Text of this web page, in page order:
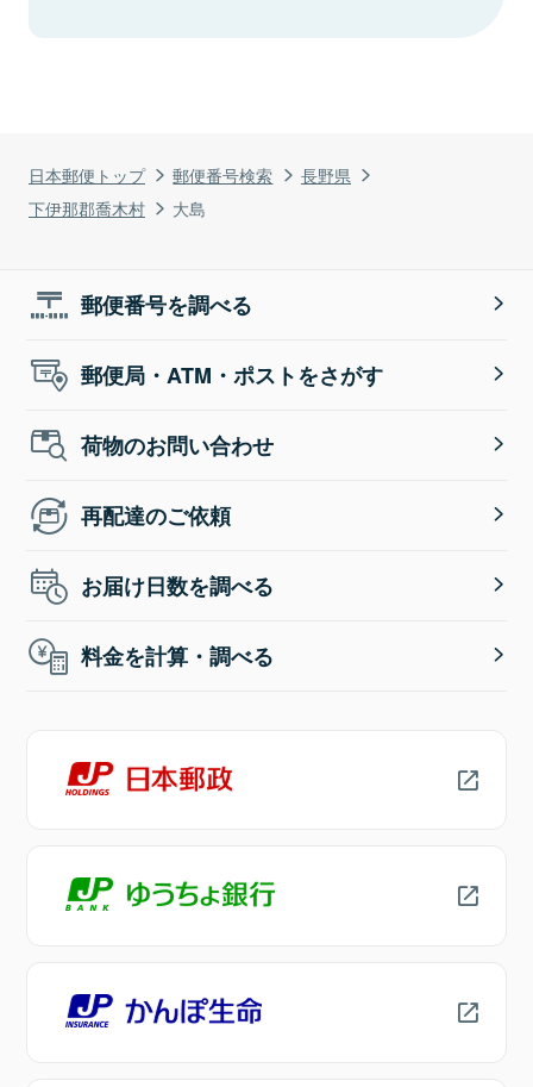
日本郵便トップ 郵便番号検索
長野県
下伊那郡喬木村
大島
郵便番号を調べる
郵便局・ATM・ポストをさがす
荷物のお問い合わせ
再配達のご依頼
お届け日数を調べる
料金を計算・調べる